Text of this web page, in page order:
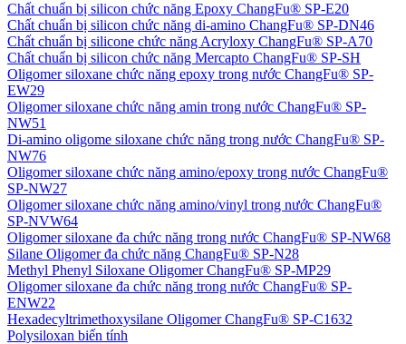
Chất chuẩn bị silicon chức năng Epoxy ChangFu® SP-E20
Chất chuẩn bị silicon chức năng di-amino ChangFu® SP-DN46
Chất chuẩn bị silicone chức năng Acryloxy ChangFu® SP-A70
Chất chuẩn bị silicon chức năng Mercapto ChangFu® SP-SH
Oligomer siloxane chức năng epoxy trong nước ChangFu® SP-
EW29
Oligomer siloxane chức năng amin trong nước ChangFu® SP-
NW51
Di-amino oligome siloxane chức năng trong nước ChangFu® SP-
NW76
Oligomer siloxane chức năng amino/epoxy trong nước ChangFu®
SP-NW27
Oligomer siloxane chức năng amino/vinyl trong nước ChangFu®
SP-NVW64
Oligomer siloxane đa chức năng trong nước ChangFu® SP-NW68
Silane Oligomer đa chức năng ChangFu® SP-N28
Methyl Phenyl Siloxane Oligomer ChangFu® SP-MP29
Oligomer siloxane đa chức năng trong nước ChangFu® SP-
ENW22
Hexadecyltrimethoxysilane Oligomer ChangFu® SP-C1632
Polysiloxan biến tính